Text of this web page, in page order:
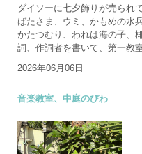
ダイソーに七夕飾りが売られ
ばたさま、ウミ、かもめの水
かたつむり、われは海の子、
詞、作詞者を書いて、第一教
2026年06月06日
音楽教室、中庭のびわ